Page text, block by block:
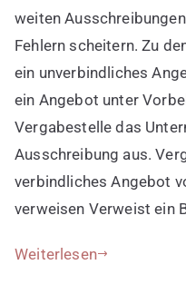
Angebot
weiten
Fehlern scheitern. Zu
ein unverbindliches
ein Angebot unter
Vergabestelle das
Ausschreibung aus.
verbindliches Angebot
verweisen Verweist ein
Weiterlesen